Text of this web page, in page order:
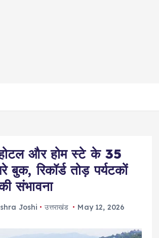
और होम स्टे के 35
बुक, रिकॉर्ड तोड़ पर्यटकों
संभावना
Joshi उत्तराखंड May 12, 2026